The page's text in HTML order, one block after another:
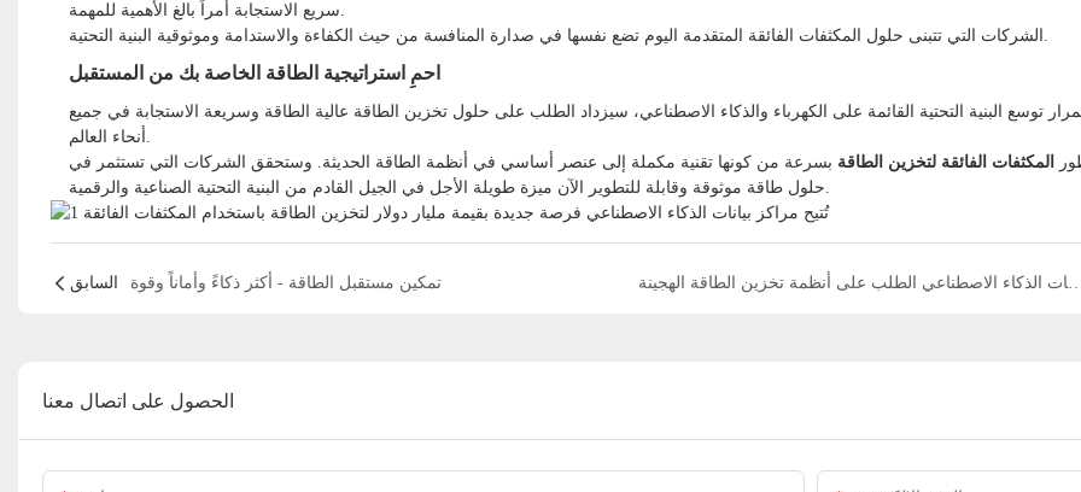
احمِ استراتيجية الطاقة الخاصة بك من المستقبل
توسع البنية التحتية القائمة على الكهرباء والذكاء الاصطناعي، سيزداد الطلب على حلول تخزين الطاقة عالية الطاقة وسريعة الاستجابة في جميع
المكثفات الفائقة لتخزين الطاقة بسرعة من كونها تقنية مكملة إلى عنصر أساسي في أنظمة الطاقة الحديثة. وستحقق الشركات التي تستثمر في
السابق تمكين مستقبل الطاقة - أكثر ذكاءً وأماناً وقوة لماذا تُسرّع مراكز بيانات الذكاء الاصطناعي الطلب على أنظمة تخزين الطاقة الهجينة
الحصول على اتصال معنا